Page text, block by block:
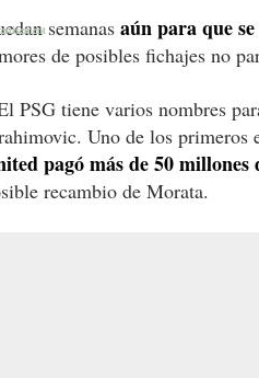
semanas aún para que
de posibles fichajes no
PSG tiene varios nombres
Uno de los primeros
pagó más de 50 millones
recambio de Morata.